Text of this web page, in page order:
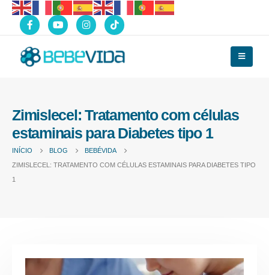
Zimislecel: Tratamento com células
estaminais para Diabetes tipo 1
INÍCIO BLOG
BEBÉVIDA
ZIMISLECEL: TRATAMENTO COM CÉLULAS ESTAMINAIS PARA DIABETES TIPO
1